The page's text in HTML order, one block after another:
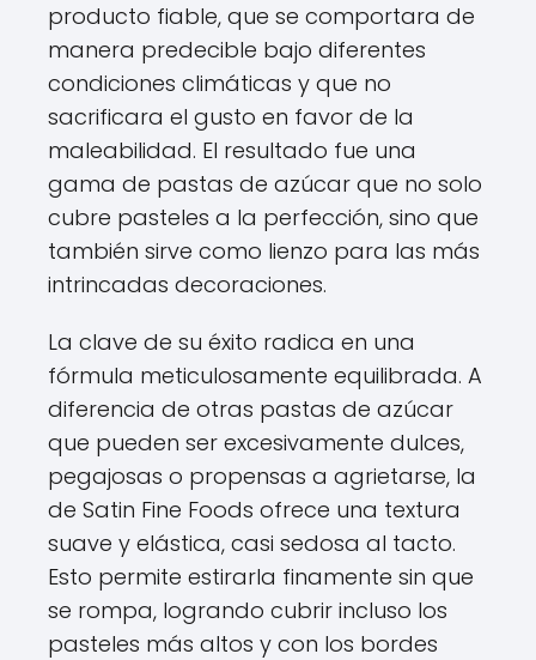
producto fiable, que se comportara de
manera predecible bajo diferentes
condiciones climáticas y que no
sacrificara el gusto en favor de la
maleabilidad. El resultado fue una
gama de pastas de azúcar que no solo
cubre pasteles a la perfección, sino que
también sirve como lienzo para las más
intrincadas decoraciones.
La clave de su éxito radica en una
fórmula meticulosamente equilibrada. A
diferencia de otras pastas de azúcar
que pueden ser excesivamente dulces,
pegajosas o propensas a agrietarse, la
de Satin Fine Foods ofrece una textura
suave y elástica, casi sedosa al tacto.
Esto permite estirarla finamente sin que
se rompa, logrando cubrir incluso los
pasteles más altos y con los bordes